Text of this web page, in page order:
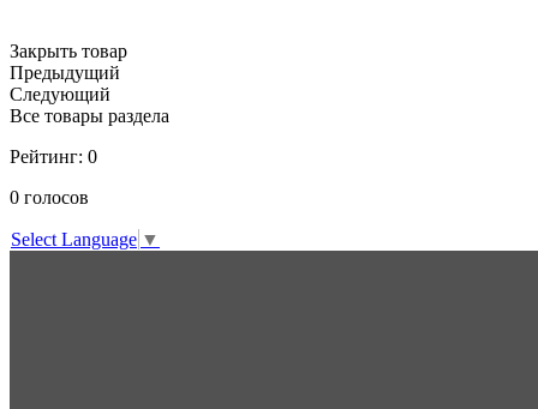
Закрыть товар
Предыдущий
Следующий
Все товары раздела
Рейтинг: 0
0 голосов
Select Language ▼